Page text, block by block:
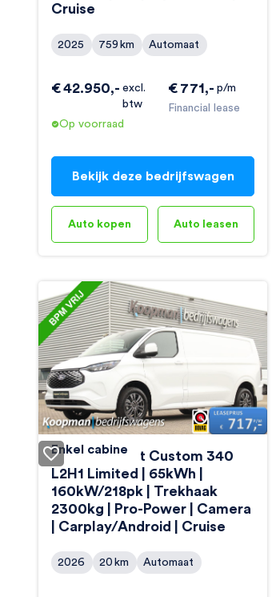
Cruise
2025 759 km Automaat
€ 771,- p/m
Financial lease
€42.950,- excl.
btw
Op voorraad
Bekijk deze bedrijfswagen
Auto kopen Auto leasen
Enkel cabine
Ford E-Transit Custom 340
L2H1 Limited | 65kWh |
160kW/218pk | Trekhaak
2300kg | Pro-Power | Camera
| Carplay/Android | Cruise
2026 20 km Automaat